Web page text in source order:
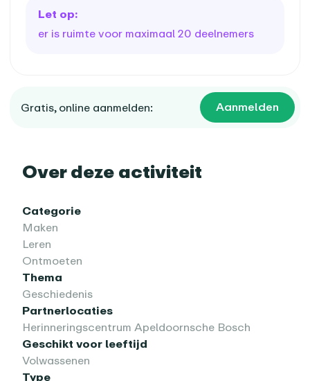
Let op:
er is ruimte voor maximaal 20 deelnemers
Gratis, online aanmelden: Aanmelden
Over deze activiteit
Categorie
Maken
Leren
Ontmoeten
Thema
Geschiedenis
Partnerlocaties
Herinneringscentrum Apeldoornsche Bosch
Geschikt voor leeftijd
Volwassenen
Type